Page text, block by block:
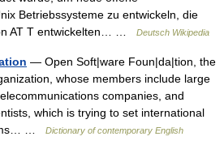
Betriebssysteme zu entwickeln, die
AT T entwickelten… …
Deutsch Wikipedia
— Open Soft|ware Foun|da|tion, the
whose members include large
companies, and
which is trying to set international
…
Dictionary of contemporary English